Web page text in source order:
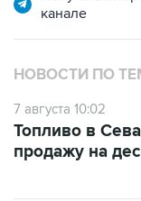
НОВОСТИ ПО
7 августа 10:02
продажу на